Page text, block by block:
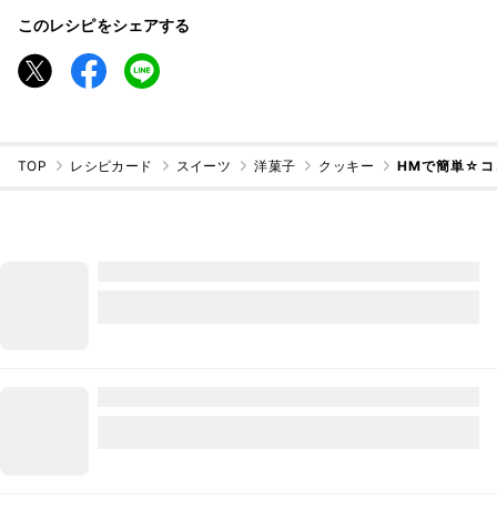
このレシピをシェアする
TOP レシピカード スイーツ 洋菓子 クッキー HMで簡単☆コ